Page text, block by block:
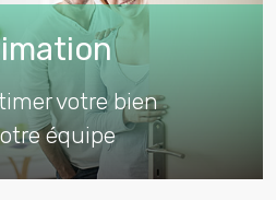
votre bien
équipe